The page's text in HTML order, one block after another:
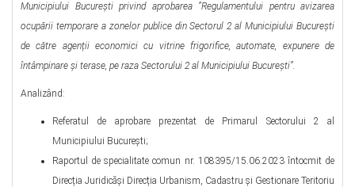
Municipiului București privind aprobarea ”Regulamentului pentru avizarea
ocupării temporare a zonelor publice din Sectorul 2 al Municipiului București
de către agenții economici cu vitrine frigorifice, automate, expunere de
întâmpinare și terase, pe raza Sectorului 2 al Municipiului Bucureşti”.
Analizând:
Referatul de aprobare prezentat de Primarul Sectorului 2 al
Municipiului București;
Raportul de specialitate comun nr. 108395/15.06.2023 întocmit de
Direcția Juridicăși Direcția Urbanism, Cadastru și Gestionare Teritoriu